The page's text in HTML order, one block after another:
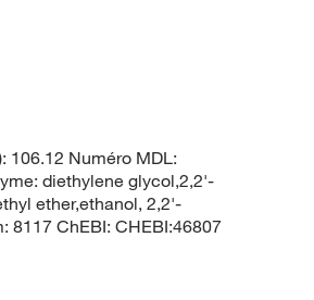
106.12 Numéro MDL:
diethylene glycol,2,2'-
ether,ethanol, 2,2'-
8117 ChEBI: CHEBI:46807